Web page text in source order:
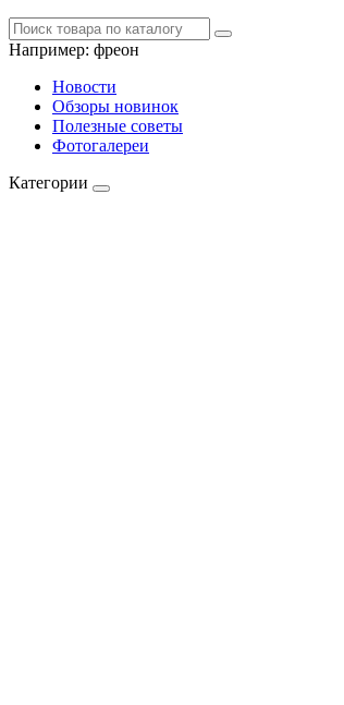
Например: фреон
Новости
Обзоры новинок
Полезные советы
Фотогалереи
Категории